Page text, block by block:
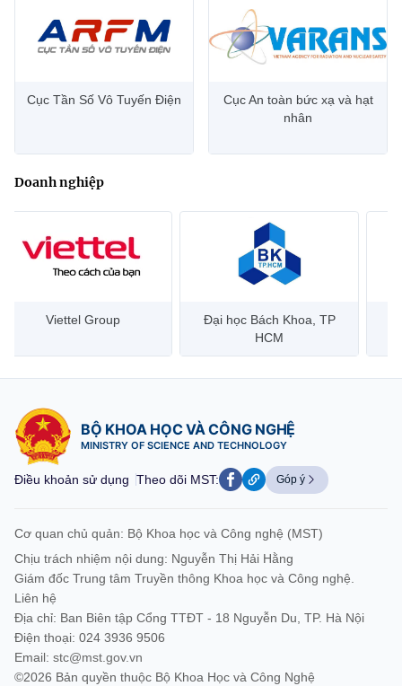
Cục Tần Số Vô Tuyến Điện
Cục An toàn bức xạ và hạt
nhân
Doanh nghiệp
Đại học Bách Khoa, TP
Bưu điện Việt Nam –
Vietnam Post
BỘ KHOA HỌC VÀ CÔNG NGHỆ
MINISTRY OF SCIENCE AND TECHNOLOGY
Điều khoản sử dụng Theo dõi MST: Góp ý
Cơ quan chủ quản: Bộ Khoa học và Công nghệ (MST)
Chịu trách nhiệm nội dung: Nguyễn Thị Hải Hằng
Giám đốc Trung tâm Truyền thông Khoa học và Công nghệ.
Liên hệ
Địa chỉ: Ban Biên tập Cổng TTĐT - 18 Nguyễn Du, TP. Hà Nội
Điện thoại: 024 3936 9506
Email: stc@mst.gov.vn
©2026 Bản quyền thuộc Bộ Khoa Học và Công Nghệ